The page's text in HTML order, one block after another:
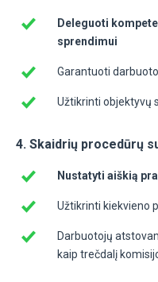
Deleguoti
sprendimui
Garantuoti
Užtikrinti objektyvų
4. Skaidrių procedūrų
Nustatyti aiškią
Užtikrinti kiekvieno
Darbuotojų
kaip trečdalį